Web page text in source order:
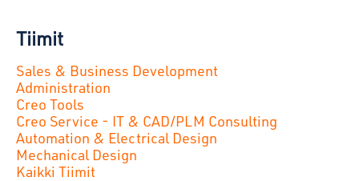
Tiimit
Sales & Business Development
Administration
Creo Tools
Creo Service - IT & CAD/PLM Consulting
Automation & Electrical Design
Mechanical Design
Kaikki Tiimit